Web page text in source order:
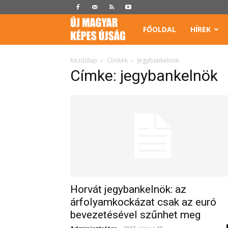
Képes
Újság
FŐOLDAL HÍREK
Kezdőlap Címkék Jegybankelnök
Címke: jegybankelnök
Horvát jegybankelnök: az
árfolyamkockázat csak az euró
bevezetésével szűnhet meg